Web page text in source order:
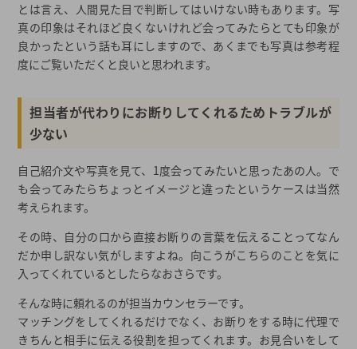
とは言え、人間見た目で判断してはいけない時もあります。写
真の印象はそれほど良くないけれど会ってみたらとても印象が
良かったという話も耳にしますので、あくまでも写真は参考程
度にご覧いただくと良いと思われます。
担当者が代わりにお断りしてくれるためトラブルが
少ない
自己紹介文や写真を見て、1度会ってみたいと思ったあの人。で
も会ってみたらちょっとイメージと違ったというケースは当然
考えられます。
その時、自分の口から直接お断りの言葉を伝えることってなん
だか申し訳ない気がしますよね。向こうがこちらのことを気に
入ってくれているとしたらなおさらです。
そんな時に頼れるのが担当カウンセラーです。
マッチングをしてくれるだけでなく、お断りをする時に代理で
きちんと相手に伝える役割を担ってくれます。お見合いをして